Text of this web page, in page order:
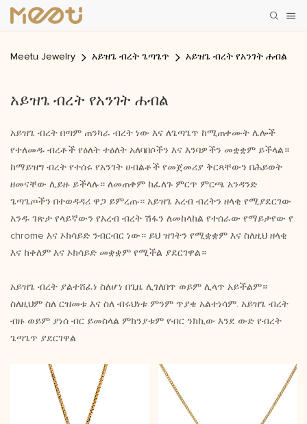
Meetu Jewelry አይዝጌ ብረት ጌጣጌጥ አይዝጌ ብረት የአንገት ሐብል
አይዝጌ ብረት የአንገት ሐብል
አይዝጌ ብረት በጣም ጠንካራ ብረት ነው እና ለጌጣጌጥ ከሚጠቀሙት ሌሎች
የተለመዱ ብረቶች የዕለት ተዕለት አለባበሶችን እና እንባዎችን መቋቋም ይችላል።
ከማይዝግ ብረት የተሰሩ የአንገት ሀብልቶች የመጀመሪያ ቅርጻቸውን በሕይወት
ዘመናቸው ሊይዙ ይችላሉ። ለመጠቀም ከፈለጉ ምርጥ ምርጫ አንዳንድ
ጌጣጌጦችን በተወዳዳሪ ዋጋ ይምረጡ። አይዝጌ አረብ ብረትን ዘላቂ የሚያደርገው
አንዱ ገጽታ የላይኛውን የአረብ ብረት ሽፋን ለመከላከል የተሰራው የማይታየው የ
chrome እና ኦክሳይድ ንብርብር ነው። ይህ ዝገትን የሚቋቋም እና ስለዚህ ዘላቂ
እና ከቀለም እና ኦክሳይድ መቋቋም የሚችል ያደርገዋል።
አይዝጌ ብረት ያልተሸፈነ ስለሆነ በጊዜ ሊገለበጥ ወይም ሊላጥ አይችልም።
ስለዚህም ስለ ርዝመቱ እና ስለ ብሩህነቱ ምንም ጥያቄ አልተነሳም. አይዝጌ ብረት
ብዙ ወይም ያነሰ ብር ይመስላል ምክንያቱም የብር ንክኪው እንደ ውድ የብረት
ጌጣጌጥ ያደርገዋል